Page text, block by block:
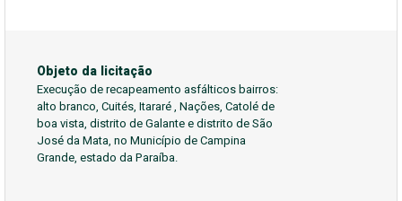
Objeto da licitação
Execução de recapeamento asfálticos bairros:
alto branco, Cuités, Itararé , Nações, Catolé de
boa vista, distrito de Galante e distrito de São
José da Mata, no Município de Campina
Grande, estado da Paraíba.